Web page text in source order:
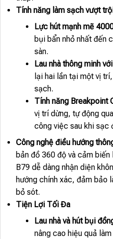
Tính năng làm sạch vượt
Lực hút mạnh mẽ
bụi bẩn nhỏ nhất đến
sàn.
Lau nhà thông minh
lại hai lần tại một vị
sạch.
Tính năng Breakpoint
vị trí dừng, tự động
công việc sau khi sạc
Công nghệ điều hướng
bản đồ 360 độ và cảm
B79 dễ dàng nhận diện
hướng chính xác, đảm bảo
bỏ sót.
Tiện Lợi Tối Đa
Lau nhà và hút bụi
nâng cao hiệu quả